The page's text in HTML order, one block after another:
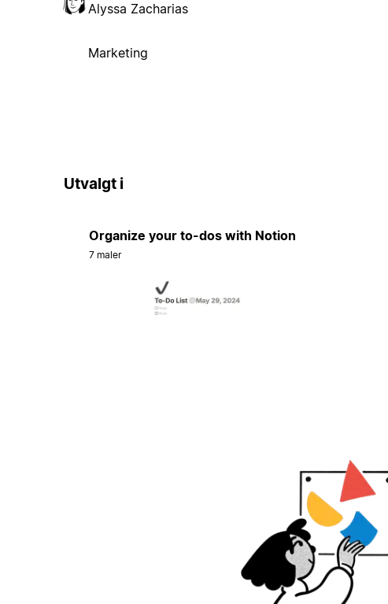
Alyssa Zacharias
Marketing
Utvalgt i
Organize your to-dos with Notion
7 maler